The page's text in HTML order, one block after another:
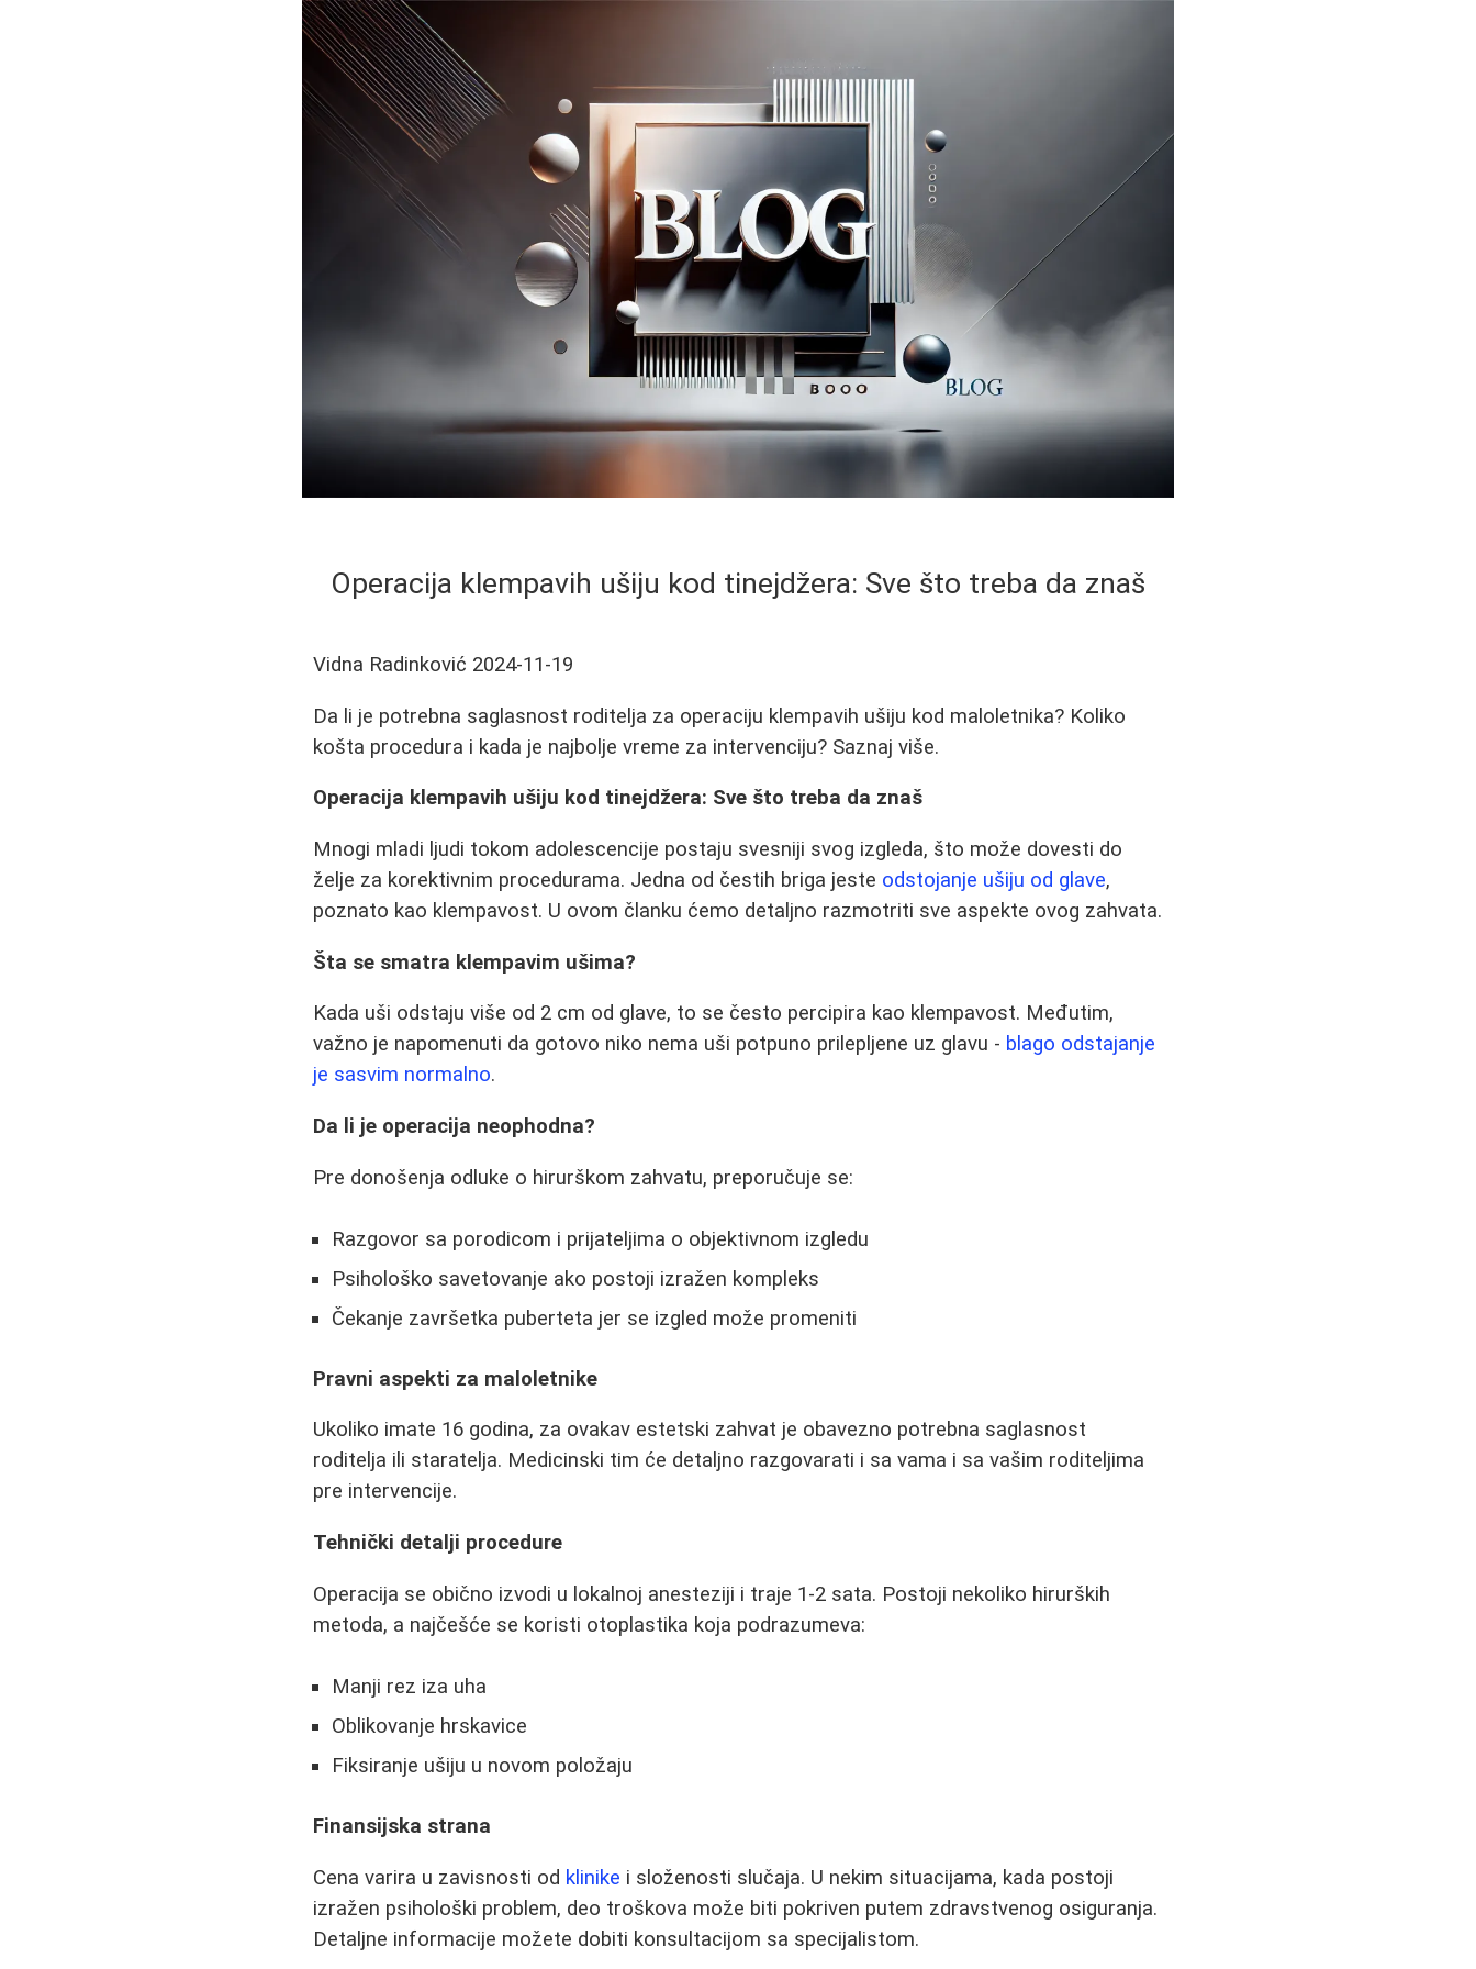
Operacija klempavih ušiju kod tinejdžera: Sve što treba da znaš
Vidna Radinković 2024-11-19
Da li je potrebna saglasnost roditelja za operaciju klempavih ušiju kod maloletnika? Koliko
košta procedura i kada je najbolje vreme za intervenciju? Saznaj više.
Operacija klempavih ušiju kod tinejdžera: Sve što treba da znaš
Mnogi mladi ljudi tokom adolescencije postaju svesniji svog izgleda, što može dovesti do
želje za korektivnim procedurama. Jedna od čestih briga jeste odstojanje ušiju od glave,
poznato kao klempavost. U ovom članku ćemo detaljno razmotriti sve aspekte ovog zahvata.
Šta se smatra klempavim ušima?
Kada uši odstaju više od 2 cm od glave, to se često percipira kao klempavost. Međutim,
važno je napomenuti da gotovo niko nema uši potpuno prilepljene uz glavu - blago odstajanje
je sasvim normalno.
Da li je operacija neophodna?
Pre donošenja odluke o hirurškom zahvatu, preporučuje se:
Razgovor sa porodicom i prijateljima o objektivnom izgledu
Psihološko savetovanje ako postoji izražen kompleks
Čekanje završetka puberteta jer se izgled može promeniti
Pravni aspekti za maloletnike
Ukoliko imate 16 godina, za ovakav estetski zahvat je obavezno potrebna saglasnost
roditelja ili staratelja. Medicinski tim će detaljno razgovarati i sa vama i sa vašim roditeljima
pre intervencije.
Tehnički detalji procedure
Operacija se obično izvodi u lokalnoj anesteziji i traje 1-2 sata. Postoji nekoliko hirurških
metoda, a najčešće se koristi otoplastika koja podrazumeva:
Manji rez iza uha
Oblikovanje hrskavice
Fiksiranje ušiju u novom položaju
Finansijska strana
Cena varira u zavisnosti od klinike i složenosti slučaja. U nekim situacijama, kada postoji
izražen psihološki problem, deo troškova može biti pokriven putem zdravstvenog osiguranja.
Detaljne informacije možete dobiti konsultacijom sa specijalistom.